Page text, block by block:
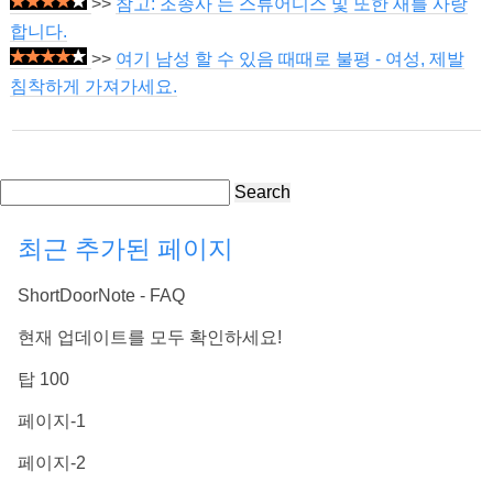
>> 참고: 조종사 는 스튜어디스 및 또한 새를 사랑
합니다.
>> 여기 남성 할 수 있음 때때로 불평 - 여성, 제발
침착하게 가져가세요.
Search
최근 추가된 페이지
ShortDoorNote - FAQ
현재 업데이트를 모두 확인하세요!
탑 100
페이지-1
페이지-2